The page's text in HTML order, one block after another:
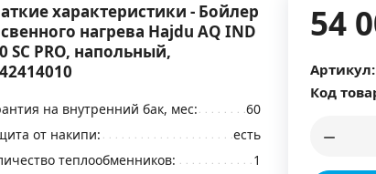
54
Артикул:
Код
характеристики - Бойлер
нагрева Hajdu AQ IND
SC PRO, напольный,
на внутренний бак, мес:
60
от накипи:
есть
теплообменников:
1